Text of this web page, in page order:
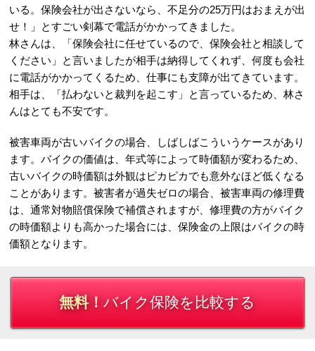
いる。保険会社が出さないなら、不足分の25万円はおまえが出
せ！」とすごい剣幕で電話がかかってきました。
林さんは、「保険会社に任せているので、保険会社と相談して
ください」と言いましたが相手は納得してくれず、何度も会社
に電話がかかってくるため、仕事にも支障が出てきています。
相手は、「払わないと裁判を起こす」と言っているため、林さ
んはとても不安です。
被害車両が古いバイクの場合、しばしばこういうケースがあり
ます。バイクの価値は、年式等によって時価額が変わるため、
古いバイクの時価額は外観はピカピカでも意外なほど低くなる
ことがあります。被害者が過失ゼロの場合、被害車両の修理費
は、通常対物賠償保険で補償されますが、修理費の方がバイク
の時価額よりも高かった場合には、保険金の上限はバイクの時
価額となります。
無料！バイク保険を比較する